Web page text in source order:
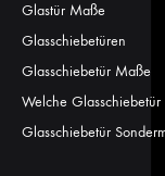
Glastür Maße
Glasschiebetüren
Glasschiebetür Maße
Welche Glasschiebetür
Glasschiebetür